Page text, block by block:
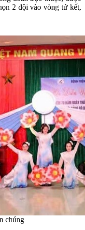
2 đội vào vòng tứ kết,
chúng